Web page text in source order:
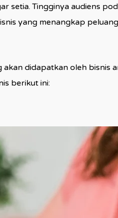
setia. Tingginya audiens
yang menangkap
didapatkan oleh bisnis
berikut ini: